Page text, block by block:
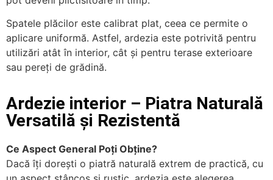
Spatele plăcilor este calibrat plat, ceea ce permite o
aplicare uniformă. Astfel, ardezia este potrivită pentru
utilizări atât în interior, cât și pentru terase exterioare
sau pereți de grădină.
Ardezie interior – Piatra Naturală
Versatilă și Rezistentă
Ce Aspect General Poți Obține?
Dacă îți dorești o piatră naturală extrem de practică, cu